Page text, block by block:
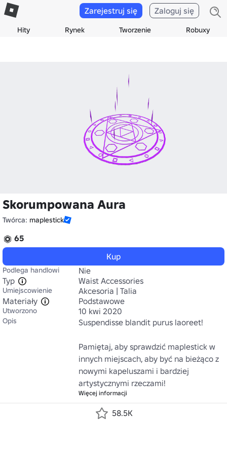
Hity Rynek Tworzenie Robuxy
Zarejestruj się Zaloguj się
Skorumpowana Aura
Twórca: maplestick
65
Kup
Podlega handlowi
Nie
Typ
Waist Accessories
Umiejscowienie
Akcesoria | Talia
Materiały
Podstawowe
Utworzono 10 kwi 2020
Opis Suspendisse blandit purus laoreet!
Pamiętaj, aby sprawdzić maplestick w
innych miejscach, aby być na bieżąco z
nowymi kapeluszami i bardziej
artystycznymi rzeczami!
Więcej informacji
58.5K